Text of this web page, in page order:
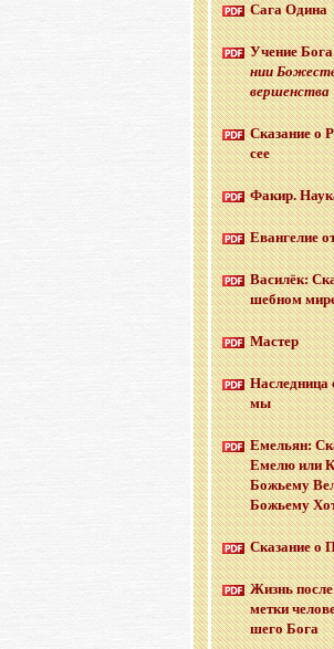
Сага Одина
Уче­ние
нии
вер­шен­ства
Ска­за­ние о
сее
Факир.
Еван­ге­лие
Ва­си­лёк:
шеб­ном
Ма­стер
На­след­ни­ца
мы
Еме­льян:
Емелю или
Бо­жье­му
Бо­жье­му
Ска­за­ние о
Жизнь
мет­ки
ше­го Бога